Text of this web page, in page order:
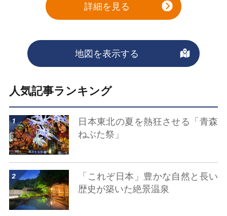
詳細を見る
地図を表示する
人気記事ランキング
日本東北の夏を熱狂させる「青森
ねぶた祭」
詳細はこちら
「これぞ日本」豊かな自然と長い
歴史が築いた絶景温泉
詳細はこちら